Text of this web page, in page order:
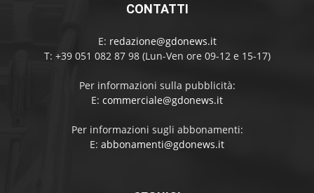
CONTATTI
E: redazione@gdonews.it
T: +39 051 082 87 98 (Lun-Ven ore 09-12 e 15-17)
Per informazioni sulla pubblicità:
E: commerciale@gdonews.it
Per informazioni sugli abbonamenti:
E: abbonamenti@gdonews.it